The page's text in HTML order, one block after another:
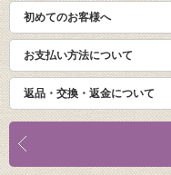
初めてのお客様へ
お支払い方法について
返品・交換・返金について